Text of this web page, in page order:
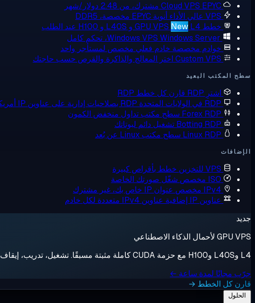
Cloud VPS EPYC مشترك، من 2.48 دولار/شهر
VPS عالي الأداء
أنوية EPYC مخصصة، DDR5
خطط GPU VPS
New L4 و L40S و H100 عند الطلب
Windows VPS Windows Server، تحكم كامل
خوادم مخصصة خادم فعلي مخصص لمستأجر واحد
Custom VPS اختر المعالج والذاكرة والقرص حسب حاجتك
سطح المكتب البعيد
اشترِ RDP
قارن كل خطط RDP
RDP في الولايات المتحدة
RDP بصلاحيات إدارية على عناوين IP أمريكية
Forex RDP سطح مكتب تداول منخفض الكمون
Botting RDP تشغيل دائم لبوتاتك
Linux RDP سطح مكتب Linux عن بُعد
الإضافات
VPS للتخزين
خطط بأقراص كبيرة
ISO مخصص
شغّل صورتك الخاصة
IPv4 مخصص
عنوان IP خاص بك، غير مشترك
عناوين IP إضافية
عناوين IPv4 متعددة لكل خادم
جديد
GPU VPS لأحمال الذكاء الاصطناعي
L4 وL40S وH100 مع حزمة CUDA كاملة مثبتة مسبقًا. تشغيل، تدريب، إيقاف، فوترة بالثانية.
جرّب مجانًا لمدة ساعة ←
قارن كل الخطط →
الحلول